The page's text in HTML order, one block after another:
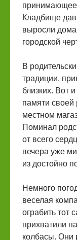
принимающее
Кладбище
выросли
городской
В
традиции,
близких. Вот
памяти
местном
Поминал
от всего
вечера уже
из достойно
Немного
веселая
ограбить тот
прихватили
колбасы. Они